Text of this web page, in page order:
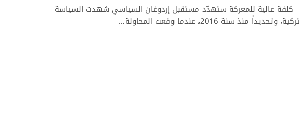
كلفة عالية للمعركة ستهدّد مستقبل إردوغان السياسي شهدت السياسة
منذ سنة 2016، عندما وقعت المحاولة…